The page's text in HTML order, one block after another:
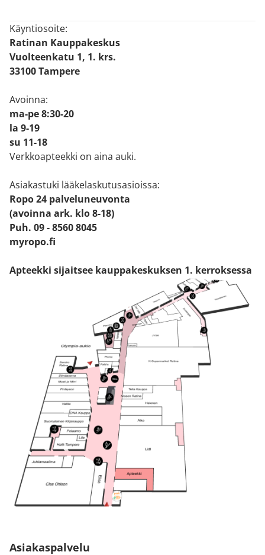
Käyntiosoite:
Ratinan Kauppakeskus
Vuolteenkatu 1, 1. krs.
33100 Tampere
Avoinna:
ma-pe 8:30-20
la 9-19
su 11-18
Verkkoapteekki on aina auki.
Asiakastuki lääkelaskutusasioissa:
Ropo 24 palveluneuvonta
(avoinna ark. klo 8-18)
Puh. 09 - 8560 8045
myropo.fi
Apteekki sijaitsee kauppakeskuksen 1. kerroksessa
Asiakaspalvelu